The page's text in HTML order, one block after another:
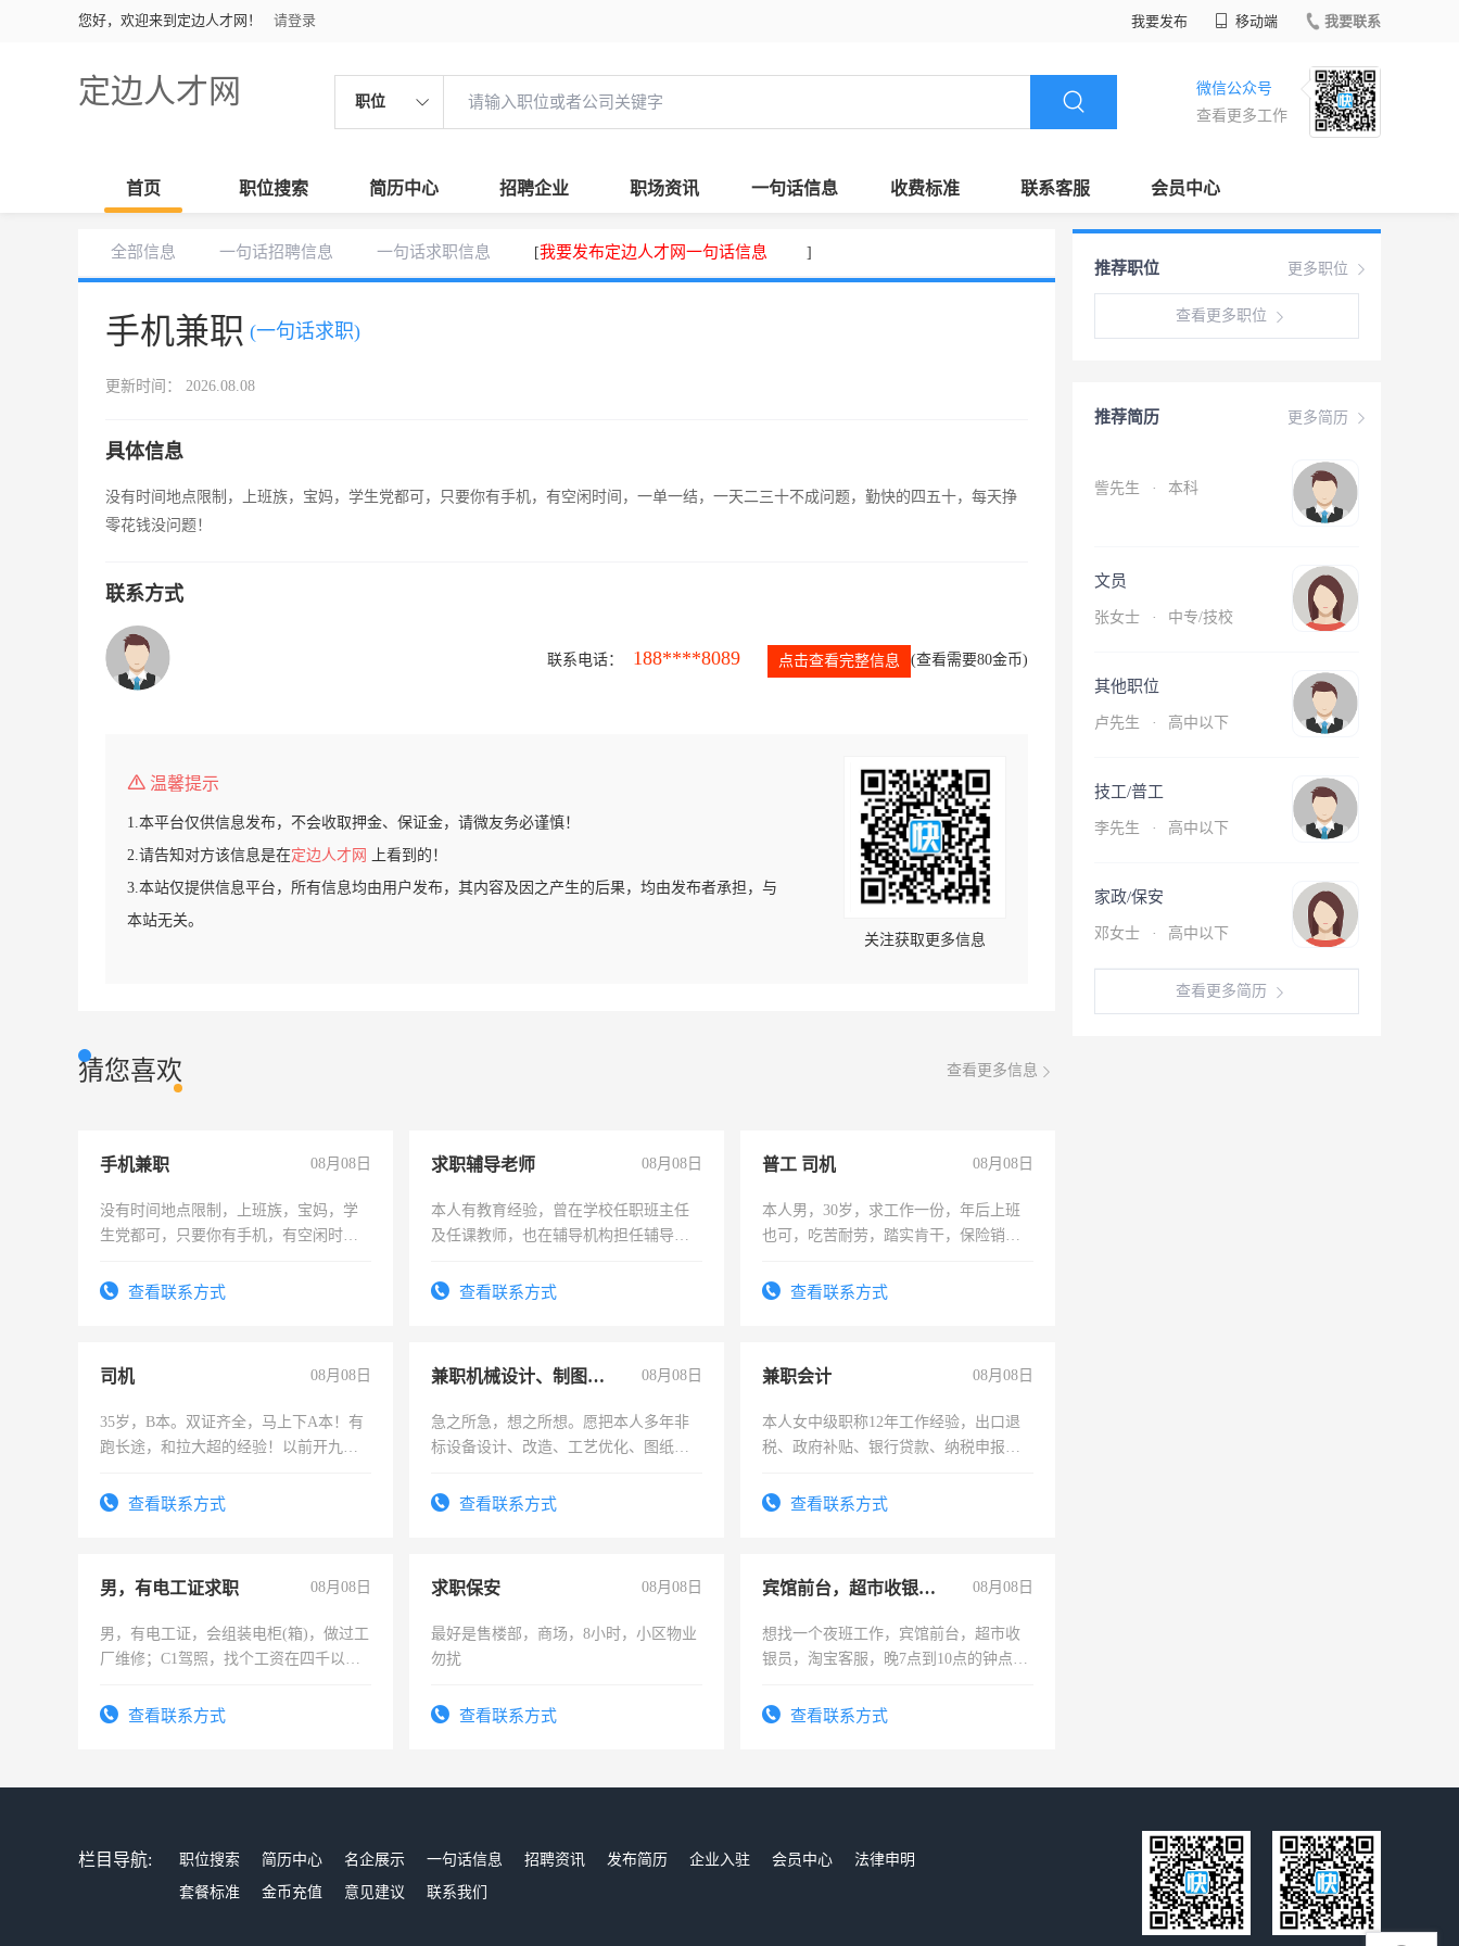
您好，欢迎来到定边人才网！ 请登录 我要发布 移动端 我要联系
定边人才网 职位
微信公众号
查看更多工作
首页 职位搜索 简历中心 招聘企业 职场资讯 一句话信息 收费标准 联系客服 会员中心
全部信息 一句话招聘信息 一句话求职信息 [我要发布定边人才网一句话信息 ]
手机兼职 (一句话求职)
更新时间： 2026.08.08
具体信息
没有时间地点限制，上班族，宝妈，学生党都可，只要你有手机，有空闲时间，一单一结，一天二三十不成问题，勤快的四五十，每天挣
零花钱没问题！
联系方式
联系电话： 188****8089 点击查看完整信息 (查看需要80金币)
温馨提示
1.本平台仅供信息发布，不会收取押金、保证金，请微友务必谨慎！
2.请告知对方该信息是在定边人才网
上看到的！
3.本站仅提供信息平台，所有信息均由用户发布，其内容及因之产生的后果，均由发布者承担，与
本站无关。
关注获取更多信息
猜您喜欢 查看更多信息
手机兼职 08月08日
没有时间地点限制，上班族，宝妈，学
生党都可，只要你有手机，有空闲时
勤快的四五十，每天挣零花钱没问题！
查看联系方式
求职辅导老师 08月08日
本人有教育经验，曾在学校任职班主任
及任课教师，也在辅导机构担任辅导教
查看联系方式
普工 司机 08月08日
本人男，30岁，求工作一份，年后上班
也可，吃苦耐劳，踏实肯干，保险销售
查看联系方式
司机 08月08日
35岁，B本。双证齐全，马上下A本！有
跑长途，和拉大超的经验！以前开九米
查看联系方式
兼职机械设计、制图、设备改造 08月08日
急之所急，想之所想。愿把本人多年非
标设备设计、改造、工艺优化、图纸制
结识有识之士，共享未来。
查看联系方式
兼职会计 08月08日
本人女中级职称12年工作经验，出口退
税、政府补贴、银行贷款、纳税申报、
务，财务咨询等业务。欲求兼职会计工
查看联系方式
男，有电工证求职 08月08日
男，有电工证，会组装电柜(箱)，做过工
厂维修；C1驾照，找个工资在四千以
电话查看联系方式
求职保安 08月08日
最好是售楼部，商场，8小时，小区物业
勿扰
查看联系方式
宾馆前台，超市收银员，淘宝客服 08月08日
想找一个夜班工作，宾馆前台，超市收
银员，淘宝客服，晚7点到10点的钟点
号同微信查看联系方式
更多职位
推荐职位
查看更多职位
更多简历
推荐简历
訾先生 · 本科
文员
张女士 · 中专/技校
其他职位
卢先生 · 高中以下
技工/普工
李先生 · 高中以下
家政/保安
邓女士 · 高中以下
查看更多简历
栏目导航: 职位搜索 简历中心 名企展示 一句话信息 招聘资讯 发布简历 企业入驻 会员中心
法律申明
套餐标准
金币充值 意见建议 联系我们